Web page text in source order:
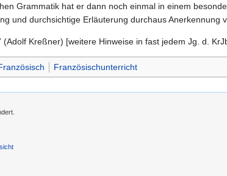
Grammatik hat er dann noch einmal in einem
und durchsichtige Erläuterung durchaus Anerkennung
Kreßner) [weitere Hinweise in fast jedem Jg. d.
Französischunterricht